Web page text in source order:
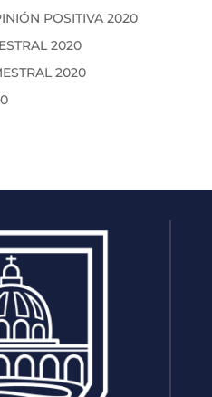
POSITIVA 2020
2020
2020